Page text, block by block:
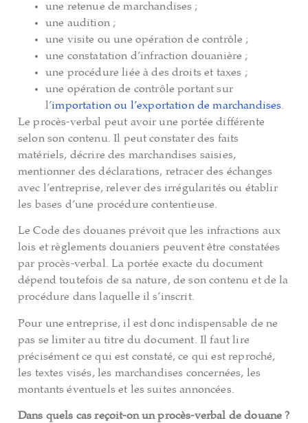
une retenue de marchandises ;
une audition ;
une visite ou une opération de contrôle ;
une constatation d’infraction douanière ;
une procédure liée à des droits et taxes ;
une opération de contrôle portant sur
l’importation ou l’exportation de marchandises.
Le procès-verbal peut avoir une portée différente
selon son contenu. Il peut constater des faits
matériels, décrire des marchandises saisies,
mentionner des déclarations, retracer des échanges
avec l’entreprise, relever des irrégularités ou établir
les bases d’une procédure contentieuse.
Le Code des douanes prévoit que les infractions aux
lois et règlements douaniers peuvent être constatées
par procès-verbal. La portée exacte du document
dépend toutefois de sa nature, de son contenu et de la
procédure dans laquelle il s’inscrit.
Pour une entreprise, il est donc indispensable de ne
pas se limiter au titre du document. Il faut lire
précisément ce qui est constaté, ce qui est reproché,
les textes visés, les marchandises concernées, les
montants éventuels et les suites annoncées.
Dans quels cas reçoit-on un procès-verbal de douane ?